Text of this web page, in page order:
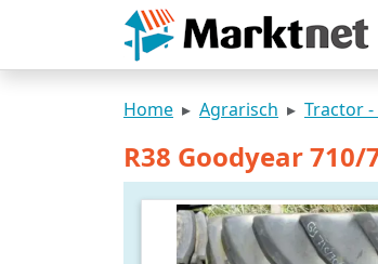
Home Agrarisch Tractor
R38 Goodyear 710/